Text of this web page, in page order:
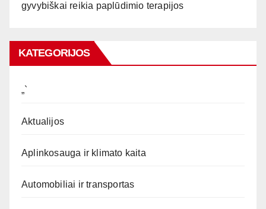
gyvybiškai reikia paplūdimio terapijos
KATEGORIJOS
„`
Aktualijos
Aplinkosauga ir klimato kaita
Automobiliai ir transportas